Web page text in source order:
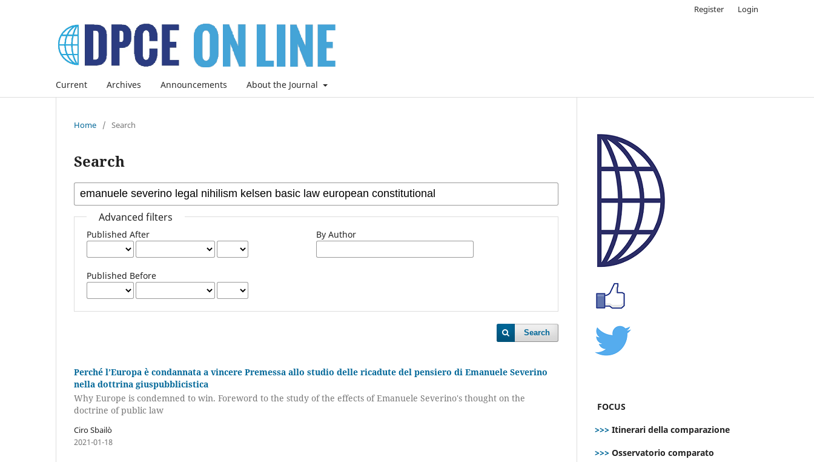
Current Archives Announcements About the Journal
Register Login
Home / Search
Search
Advanced filters
Published After
Published Before
By Author
Search
Perché l’Europa è condannata a vincere Premessa allo studio delle ricadute del pensiero di Emanuele Severino
nella dottrina giuspubblicistica
Why Europe is condemned to win. Foreword to the study of the effects of Emanuele Severino's thought on the
doctrine of public law
Ciro Sbailò
2021-01-18
FOCUS
>>> Itinerari della comparazione
>>> Osservatorio comparato